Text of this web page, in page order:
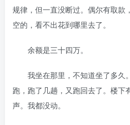
规律，但一直没断过。偶尔有取款
空的，看不出花到哪里去了。
余额是三十四万。
我坐在那里，不知道坐了多久
跑，跑了几趟，又跑回去了。楼下
声。我都没动。